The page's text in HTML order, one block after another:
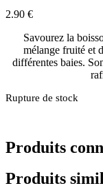
2.90 €
Savourez la
mélange fruité et
différentes baies.
Rupture de stock
Produits
Produits